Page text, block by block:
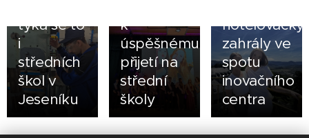
týká se to
i
středních
škol v
Jeseníku
k
úspěšnému
přijetí na
střední
školy
hotelovačky
zahrály ve
spotu
inovačního
centra